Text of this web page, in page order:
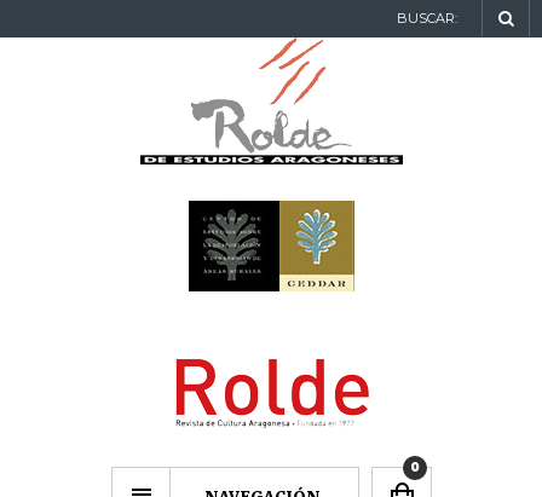
BUSCAR:
0